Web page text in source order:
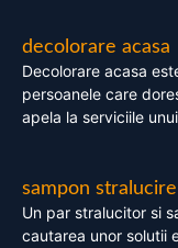
decolorare acasa
Decolorare acasa
persoanele care
apela la serviciile
sampon
Un par stralucitor si
cautarea unor solutii